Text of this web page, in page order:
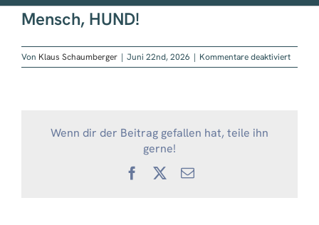
Mensch, HUND!
Von Klaus Schaumberger | Juni 22nd, 2026 | Kommentare deaktiviertfür
Wenn dir der Beitrag gefallen hat, teile ihn
gerne!
Facebook
X
E-